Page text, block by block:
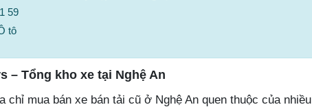
59
tô
– Tổng kho xe tại Nghệ An
chỉ mua bán xe bán tải cũ ở Nghệ An quen thuộc của